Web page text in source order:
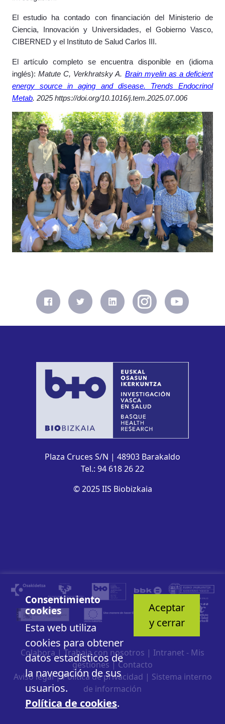
El estudio ha contado con financiación del Ministerio de
Ciencia, Innovación y Universidades, el Gobierno Vasco,
CIBERNED y el Instituto de Salud Carlos III.
El artículo completo se encuentra disponible en (idioma
inglés):Matute C, Verkhratsky A. Brain myelin as a deficient
energy source in aging and disease. Trends Endocrinol
Metab. 2025 https://doi.org/10.1016/j.tem.2025.07.006
Plaza Cruces S/N | 48903 Barakaldo
Tel.: 94 618 26 22
© 2025 IIS Biobizkaia
Consentimiento
cookies
Esta web utiliza
cookies para obtener
datos estadísticos de
la navegación de sus
usuarios.
Política de cookies.
Aceptar
y cerrar
Colabora | Trabaja con nosotros | Intranet - Mis
gestiones |Contacto
Aviso legal|Política de privacidad | Sistema interno
de información